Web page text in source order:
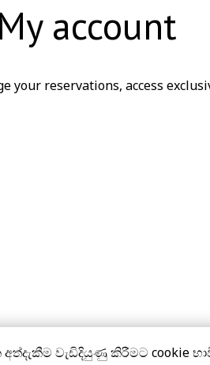
වැඩිදියුණු කිරීමට cookie
My account
your reservations, access